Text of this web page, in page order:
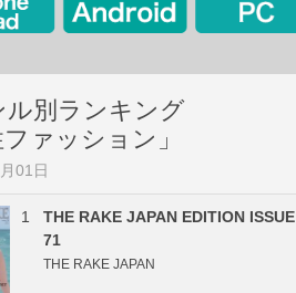
ル別ランキング
ファッション」
01日
1
THE RAKE JAPAN EDITION ISSUE
71
THE RAKE JAPAN